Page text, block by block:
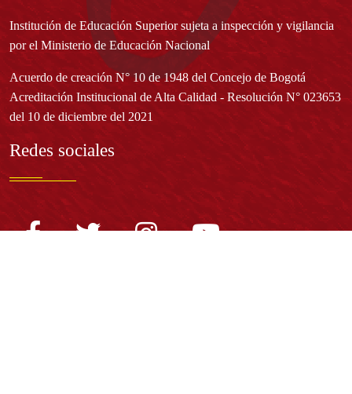
Institución de Educación Superior sujeta a inspección y vigilancia
por el Ministerio de Educación Nacional
Acuerdo de creación N° 10 de 1948 del Concejo de Bogotá
Acreditación Institucional de Alta Calidad - Resolución N° 023653
del 10 de diciembre del 2021
Redes sociales